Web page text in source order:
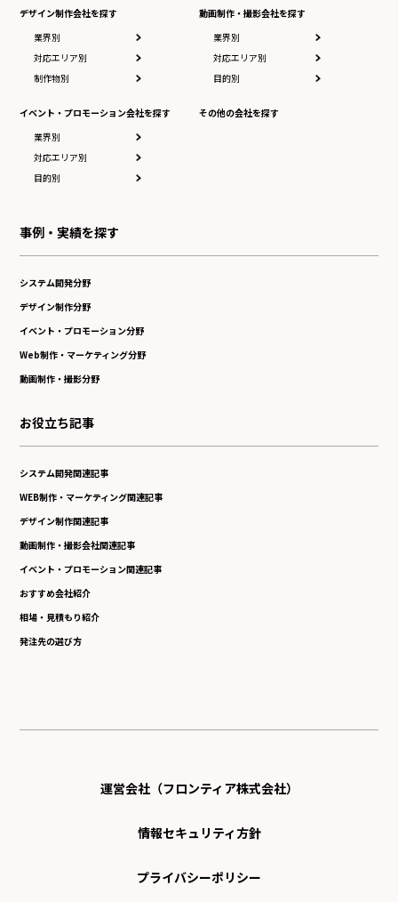
デザイン制作会社を探す
業界別
対応エリア別
制作物別
イベント・プロモーション会社を探す
業界別
対応エリア別
目的別
動画制作・撮影会社を探す
業界別
対応エリア別
目的別
その他の会社を探す
事例・実績を探す
システム開発分野
デザイン制作分野
イベント・プロモーション分野
Web制作・マーケティング分野
動画制作・撮影分野
お役立ち記事
システム開発関連記事
WEB制作・マーケティング関連記事
デザイン制作関連記事
動画制作・撮影会社関連記事
イベント・プロモーション関連記事
おすすめ会社紹介
相場・見積もり紹介
発注先の選び方
運営会社（フロンティア株式会社）
情報セキュリティ方針
プライバシーポリシー